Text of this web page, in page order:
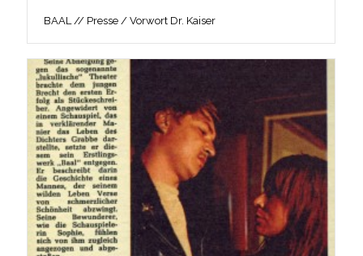
BAAL // Presse / Vorwort Dr. Kaiser